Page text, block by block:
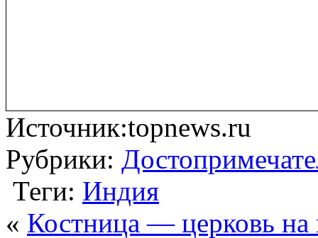
Источник:topnews.ru
Рубрики:
Теги: Индия
« Костница — церковь на